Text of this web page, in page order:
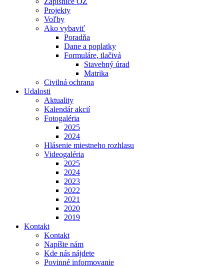
Projekty
Voľby
Ako vybaviť
Poradňa
Dane a poplatky
Formuláre, tlačivá
Stavebný úrad
Matrika
Civilná ochrana
Udalosti
Aktuality
Kalendár akcií
Fotogaléria
2025
2024
Hlásenie miestneho rozhlasu
Videogaléria
2025
2024
2023
2022
2021
2020
2019
Kontakt
Kontakt
Napíšte nám
Kde nás nájdete
Povinné informovanie